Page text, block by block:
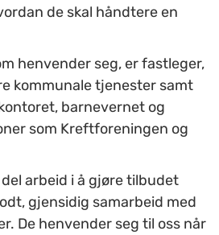
de skal håndtere en
henvender seg, er fastleger,
kommunale tjenester samt
barnevernet og
som Kreftforeningen og
arbeid i å gjøre tilbudet
gjensidig samarbeid med
De henvender seg til oss når